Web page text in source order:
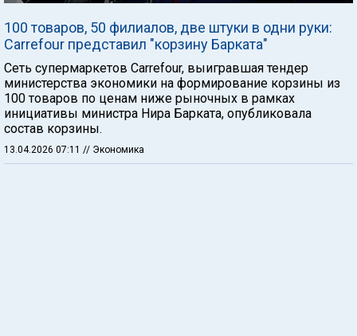
100 товаров, 50 филиалов, две штуки в одни руки:
Carrefour представил "корзину Барката"
Сеть супермаркетов Carrefour, выигравшая тендер
министерства экономики на формирование корзины из
100 товаров по ценам ниже рыночных в рамках
инициативы министра Нира Барката, опубликовала
состав корзины.
13.04.2026 07:11 // Экономика